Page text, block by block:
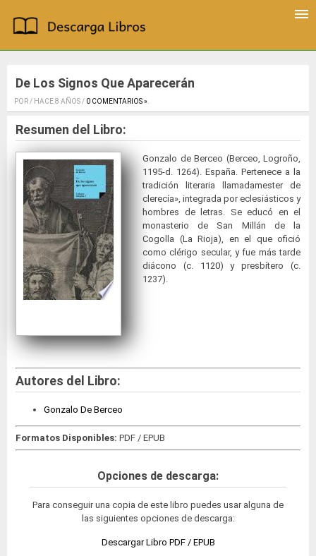
De Los Signos Que Aparecerán
POR / HACE 8 AÑOS / 0 COMENTARIOS ».
Resumen del Libro:
Gonzalo de Berceo (Berceo, Logroño,
1195-d. 1264). España. Pertenece a la
tradición literaria llamadamester de
clerecía», integrada por eclesiásticos y
hombres de letras. Se educó en el
monasterio de San Millán de la
Cogolla (La Rioja), en el que ofició
como clérigo secular, y fue más tarde
diácono (c. 1120) y presbítero (c.
1237).
Autores del Libro:
Gonzalo De Berceo
Formatos Disponibles: PDF / EPUB
Opciones de descarga:
Para conseguir una copia de este libro puedes usar alguna de
las siguientes opciones de descarga:
Descargar Libro PDF / EPUB